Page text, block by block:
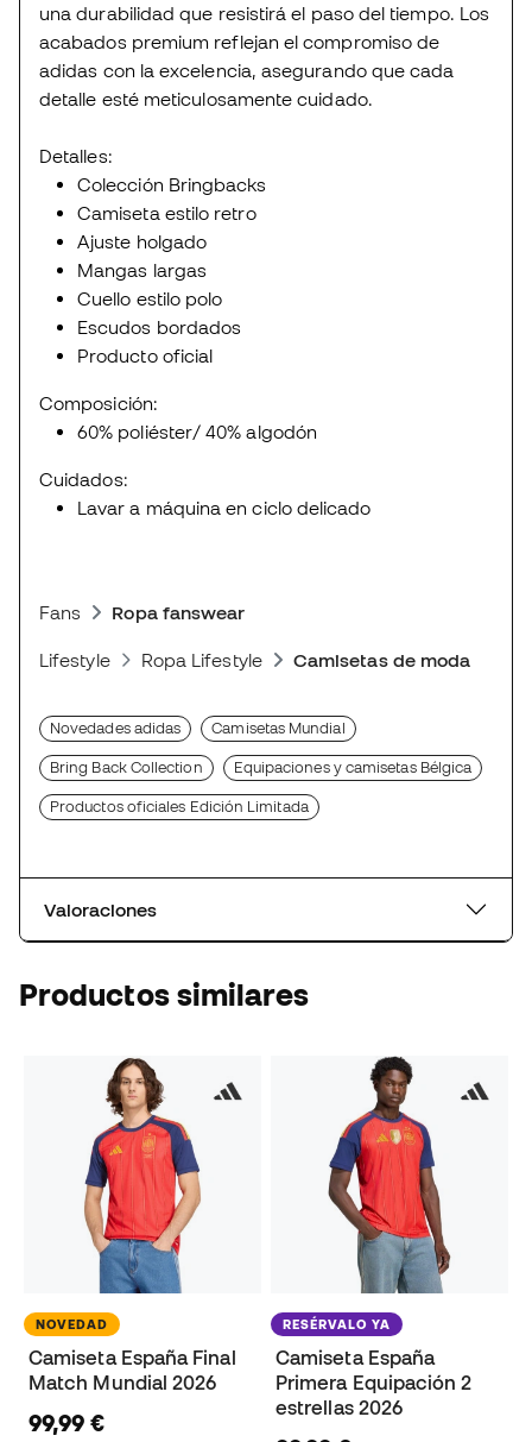
una durabilidad que resistirá el paso del tiempo. Los
acabados premium reflejan el compromiso de
adidas con la excelencia, asegurando que cada
detalle esté meticulosamente cuidado.
Detalles:
Colección Bringbacks
Camiseta estilo retro
Ajuste holgado
Mangas largas
Cuello estilo polo
Escudos bordados
Producto oficial
Composición:
60% poliéster/ 40% algodón
Cuidados:
Lavar a máquina en ciclo delicado
Fans Ropa fanswear
Lifestyle Ropa Lifestyle Camisetas de moda
Novedades adidas Camisetas Mundial
Bring Back Collection Equipaciones y camisetas Bélgica
Productos oficiales Edición Limitada
Valoraciones
Productos similares
NOVEDAD
Camiseta España Final
Match Mundial 2026
99,99 €
RESÉRVALO YA
Camiseta España
Primera Equipación 2
estrellas 2026